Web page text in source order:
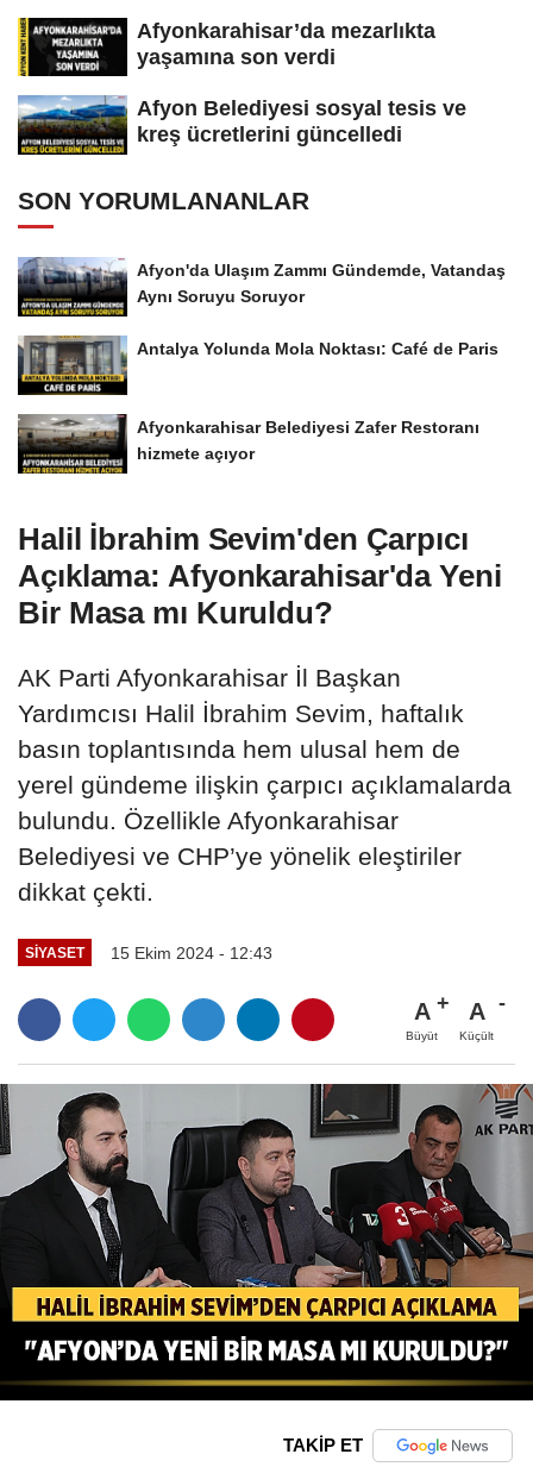
Afyonkarahisar’da mezarlıkta
yaşamına son verdi
Afyon Belediyesi sosyal tesis ve
kreş ücretlerini güncelledi
SON YORUMLANANLAR
Afyon'da Ulaşım Zammı Gündemde, Vatandaş
Aynı Soruyu Soruyor
Antalya Yolunda Mola Noktası: Café de Paris
Afyonkarahisar Belediyesi Zafer Restoranı
hizmete açıyor
Halil İbrahim Sevim'den Çarpıcı
Açıklama: Afyonkarahisar'da Yeni
Bir Masa mı Kuruldu?
AK Parti Afyonkarahisar İl Başkan
Yardımcısı Halil İbrahim Sevim, haftalık
basın toplantısında hem ulusal hem de
yerel gündeme ilişkin çarpıcı açıklamalarda
bulundu. Özellikle Afyonkarahisar
Belediyesi ve CHP’ye yönelik eleştiriler
dikkat çekti.
SIYASET 15 Ekim 2024 - 12:43
A
Büyüt
A
Küçült
TAKİP ET